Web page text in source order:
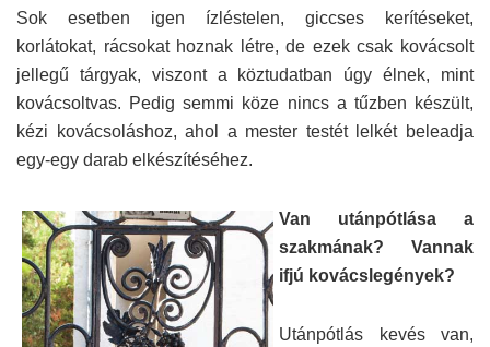
Sok esetben igen ízléstelen, giccses kerítéseket,
korlátokat, rácsokat hoznak létre, de ezek csak kovácsolt
jellegű tárgyak, viszont a köztudatban úgy élnek, mint
kovácsoltvas. Pedig semmi köze nincs a tűzben készült,
kézi kovácsoláshoz, ahol a mester testét lelkét beleadja
egy-egy darab elkészítéséhez.
Van utánpótlása a
szakmának? Vannak
ifjú kovácslegények?
Utánpótlás kevés van,